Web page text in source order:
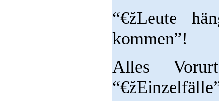
“€žLeute
kommen”!
Alles